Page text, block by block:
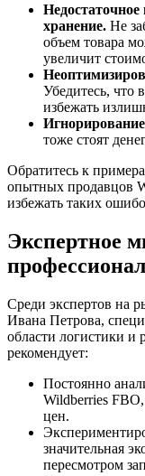
Недостаточное
хранение. Не
объем товара
увеличит
Убедитесь, что
избежать
тоже стоят
Обратитесь к
опытных продавцов
избежать таких
Экспертное
Среди экспертов на
Ивана Петрова,
области логистики и
рекомендует:
Постоянно
Wildberries
цен.
значительная
пересмотром